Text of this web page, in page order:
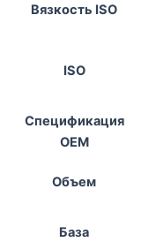
Вязкость ISO
ISO
Спецификация
OEM
Объем
База